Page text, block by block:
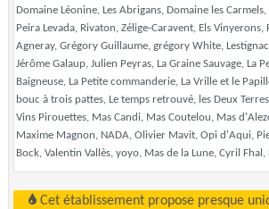
Domaine Léonine, Les Abrigans, Domaine les Carmels,
Peira Levada, Rivaton, Zélige-Caravent, Els
Agneray, Grégory Guillaume, grégory White,
Jérôme Galaup, Julien Peyras, La Graine Sauvage, La
Baigneuse, La Petite commanderie, La Vrille et le
bouc à trois pattes, Le temps retrouvé, les Deux
Vins Pirouettes, Mas Candi, Mas Coutelou, Mas
Maxime Magnon, NADA, Olivier Mavit, Opi d'Aqui,
Bock, Valentin Vallès, yoyo, Mas de la Lune, Cyril
Cet établissement propose presque uniquement des "vins